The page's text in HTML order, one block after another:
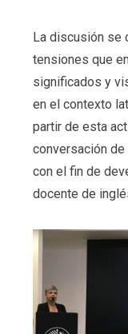
La discusión se
tensiones que
significados y
en el contexto
partir de esta
conversación
con el fin de
docente de